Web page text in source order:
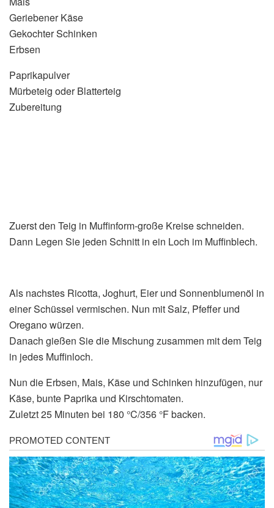
Geriebener Käse
Gekochter Schinken
Erbsen
Paprikapulver
Mürbeteig oder Blatterteig
Zubereitung
Zuerst den Teig in Muffinform-große Kreise schneiden.
Dann Legen Sie jeden Schnitt in ein Loch im Muffinblech.
Als nachstes Ricotta, Joghurt, Eier und Sonnenblumenöl in
einer Schüssel vermischen. Nun mit Salz, Pfeffer und
Oregano würzen.
Danach gießen Sie die Mischung zusammen mit dem Teig
in jedes Muffinloch.
Nun die Erbsen, Mais, Käse und Schinken hinzufügen, nur
Käse, bunte Paprika und Kirschtomaten.
Zuletzt 25 Minuten bei 180 °C/356 °F backen.